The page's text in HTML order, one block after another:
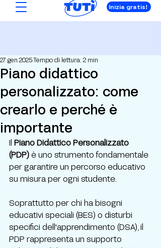
Inizia gratis!
Piano didattico
personalizzato: come
crearlo e perché è
importante
27 gen 2025Tempo di lettura: 2 min
Il Piano Didattico Personalizzato
(PDP) è uno strumento fondamentale
per garantire un percorso educativo
su misura per ogni studente.
Soprattutto per chi ha bisogni
educativi speciali (BES) o disturbi
specifici dell'apprendimento (DSA), il
PDP rappresenta un supporto